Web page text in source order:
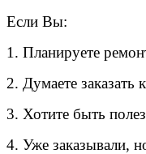
Если Вы:
1. Планируете
2. Думаете заказать
3. Хотите быть
4. Уже заказывали,